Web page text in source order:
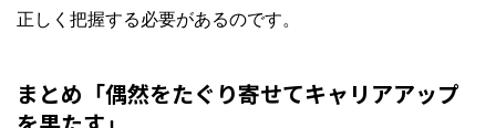
正しく把握する必要があるのです。
まとめ「偶然をたぐり寄せてキャリアアップ